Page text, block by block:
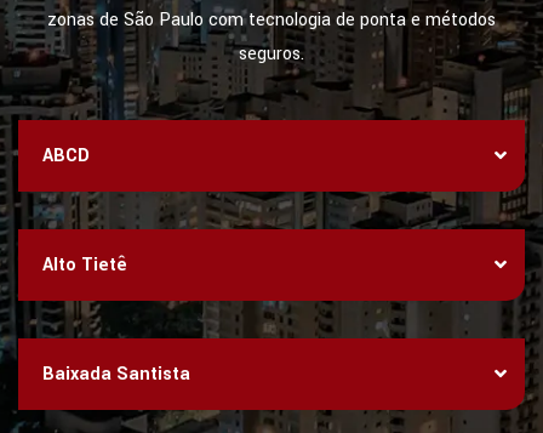
zonas de São Paulo com tecnologia de ponta e métodos
seguros.
ABCD
Alto Tietê
Baixada Santista